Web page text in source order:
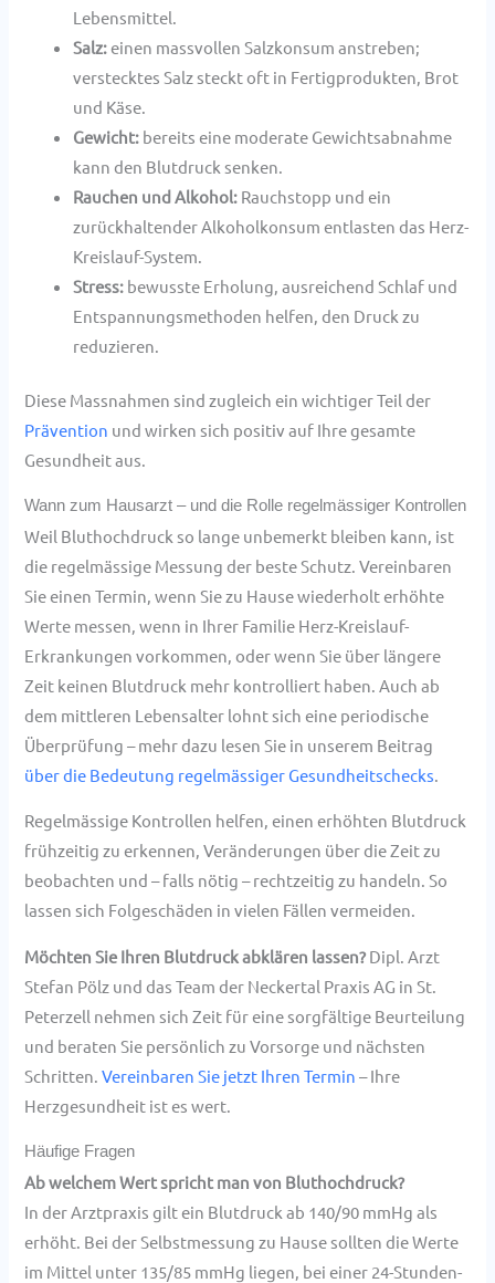
Lebensmittel.
Salz:einen massvollen Salzkonsum anstreben;
verstecktes Salz steckt oft in Fertigprodukten, Brot
und Käse.
Gewicht: bereits eine moderate Gewichtsabnahme
kann den Blutdruck senken.
Rauchen und Alkohol: Rauchstopp und ein
zurückhaltender Alkoholkonsum entlasten das Herz-
Kreislauf-System.
Stress: bewusste Erholung, ausreichend Schlaf und
Entspannungsmethoden helfen, den Druck zu
reduzieren.
Diese Massnahmen sind zugleich ein wichtiger Teil der
Prävention und wirken sich positiv auf Ihre gesamte
Gesundheit aus.
Wann zum Hausarzt – und die Rolle regelmässiger Kontrollen
Weil Bluthochdruck so lange unbemerkt bleiben kann, ist
die regelmässige Messung der beste Schutz. Vereinbaren
Sie einen Termin, wenn Sie zu Hause wiederholt erhöhte
Werte messen, wenn in Ihrer Familie Herz-Kreislauf-
Erkrankungen vorkommen, oder wenn Sie über längere
Zeit keinen Blutdruck mehr kontrolliert haben. Auch ab
dem mittleren Lebensalter lohnt sich eine periodische
Überprüfung – mehr dazu lesen Sie in unserem Beitrag
über die Bedeutung regelmässiger Gesundheitschecks.
Regelmässige Kontrollen helfen, einen erhöhten Blutdruck
frühzeitig zu erkennen, Veränderungen über die Zeit zu
beobachten und – falls nötig – rechtzeitig zu handeln. So
lassen sich Folgeschäden in vielen Fällen vermeiden.
Möchten Sie Ihren Blutdruck abklären lassen? Dipl. Arzt
Stefan Pölz und das Team der Neckertal Praxis AG in St.
Peterzell nehmen sich Zeit für eine sorgfältige Beurteilung
und beraten Sie persönlich zu Vorsorge und nächsten
Schritten.Vereinbaren Sie jetzt Ihren Termin – Ihre
Herzgesundheit ist es wert.
Häufige Fragen
Ab welchem Wert spricht man von Bluthochdruck?
In der Arztpraxis gilt ein Blutdruck ab 140/90 mmHg als
erhöht. Bei der Selbstmessung zu Hause sollten die Werte
im Mittel unter 135/85 mmHg liegen, bei einer 24-Stunden-